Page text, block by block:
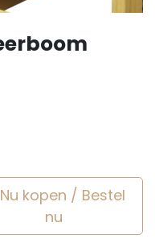
Nu kopen / Bestel
nu